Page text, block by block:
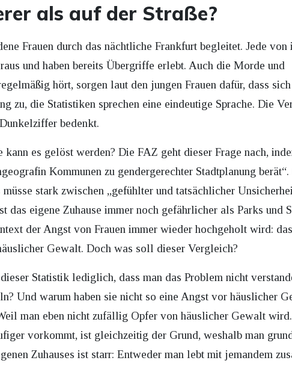
als auf der Straße?
Frauen durch das nächtliche Frankfurt begleitet. Jede von
und haben bereits Übergriffe erlebt. Auch die Morde und
hört, sorgen laut den jungen Frauen dafür, dass
zu, die Statistiken sprechen eine eindeutige Sprache. Die
bedenkt.
es gelöst werden? Die FAZ geht dieser Frage nach,
Kommunen zu gendergerechter Stadtplanung
stark zwischen „gefühlter und tatsächlicher
das eigene Zuhause immer noch gefährlicher als Parks und
der Angst von Frauen immer wieder hochgeholt wird:
Gewalt. Doch was soll dieser Vergleich?
Statistik lediglich, dass man das Problem nicht
Und warum haben sie nicht so eine Angst vor häuslicher
man eben nicht zufällig Opfer von häuslicher Gewalt
vorkommt, ist gleichzeitig der Grund, weshalb man
Zuhauses ist starr: Entweder man lebt mit jemandem